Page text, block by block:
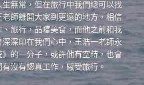
無常，但在旅行中我們總可以找
老師離開大家到更遠的地方，相信
旅行，品嚐美食，而他之前和我
深印在我們心中，王浩一老師永
的一分子，或許他有空時，也會
沒有認真工作，感受旅行。